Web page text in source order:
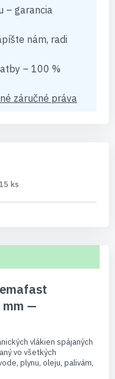
– garancia
nám, radi
– 100 %
záručné práva
ks
mm —
vlákien spájaných
vo všetkých
plynu, oleju, palivám,